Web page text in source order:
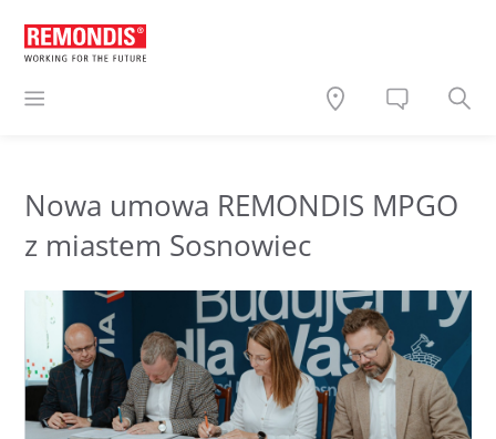
Nowa umowa REMONDIS MPGO
z miastem Sosnowiec